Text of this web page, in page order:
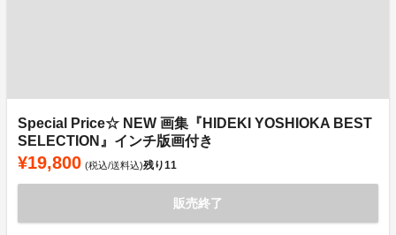
Special Price☆ NEW 画集『HIDEKI YOSHIOKA BEST
SELECTION』インチ版画付き
¥19,800 (税込/送料込)残り11
販売終了